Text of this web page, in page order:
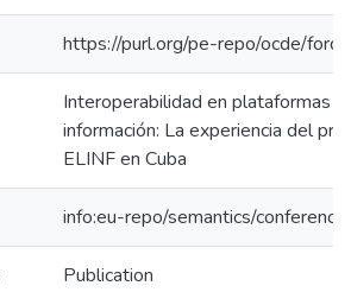
https://purl.org/pe-repo/ocde/
Interoperabilidad en plataformas
información: La experiencia del
ELINF en Cuba
info:eu-repo/semantics/
Publication